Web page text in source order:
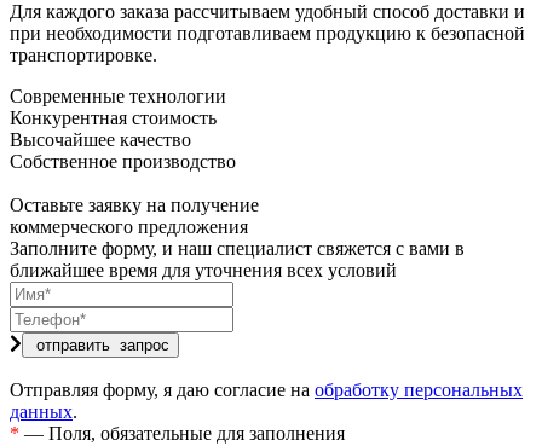
Для каждого заказа рассчитываем удобный способ доставки и
при необходимости подготавливаем продукцию к безопасной
транспортировке.
Современные технологии
Конкурентная стоимость
Высочайшее качество
Собственное производство
Оставьте заявку на получение
коммерческого предложения
Заполните форму, и наш специалист свяжется с вами в
ближайшее время для уточнения всех условий
Отправляя форму, я даю согласие на обработку персональных
данных.
* — Поля, обязательные для заполнения